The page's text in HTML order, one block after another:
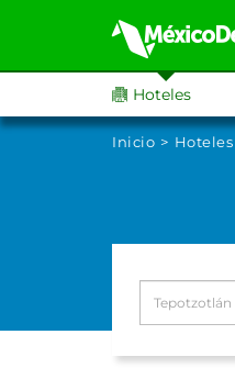
Hoteles
Inicio Hoteles